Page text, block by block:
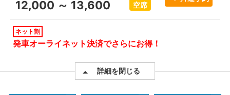
12,000 ～ 13,600 空席
ネット割
発車オーライネット決済でさらにお得！
詳細を閉じる